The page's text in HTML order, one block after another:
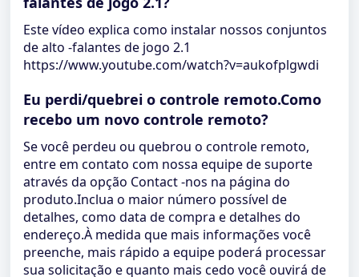
Este vídeo explica como instalar nossos conjuntos
de alto -falantes de jogo 2.1
https://www.youtube.com/watch?v=aukofplgwdi
Eu perdi/quebrei o controle remoto.Como
recebo um novo controle remoto?
Se você perdeu ou quebrou o controle remoto,
entre em contato com nossa equipe de suporte
através da opção Contact -nos na página do
produto.Inclua o maior número possível de
detalhes, como data de compra e detalhes do
endereço.À medida que mais informações você
preenche, mais rápido a equipe poderá processar
sua solicitação e quanto mais cedo você ouvirá de